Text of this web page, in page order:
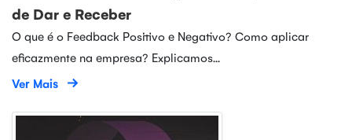
de Dar e Receber
O que é o Feedback Positivo e Negativo? Como aplicar
eficazmente na empresa? Explicamos...
Ver Mais